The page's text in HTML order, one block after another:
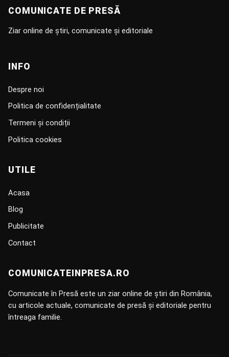
COMUNICATE DE PRESĂ
Ziar online de știri, comunicate și editoriale
INFO
Despre noi
Politica de confidențialitate
Termeni și condiții
Politica cookies
UTILE
Acasa
Blog
Publicitate
Contact
COMUNICATEINPRESA.RO
Comunicate în Presă este un ziar online de știri din România,
cu articole actuale, comunicate de presă și editoriale pentru
întreaga familie.